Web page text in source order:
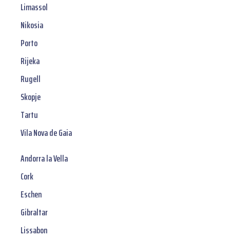
Limassol
Nikosia
Porto
Rijeka
Rugell
Skopje
Tartu
Vila Nova de Gaia
Andorra la Vella
Cork
Eschen
Gibraltar
Lissabon